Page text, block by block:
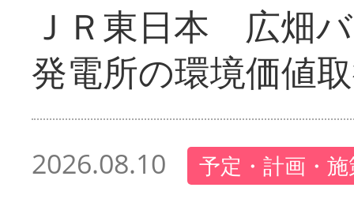
ＪＲ東日本 広畑
発電所の環境価値
2026.08.10 予定・計画・